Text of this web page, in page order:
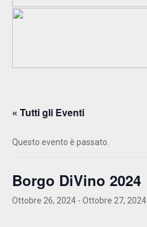
« Tutti gli Eventi
Questo evento è passato.
Borgo DiVino 2024
Ottobre 26, 2024 - Ottobre 27, 2024